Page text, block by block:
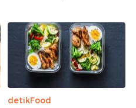
detikFood